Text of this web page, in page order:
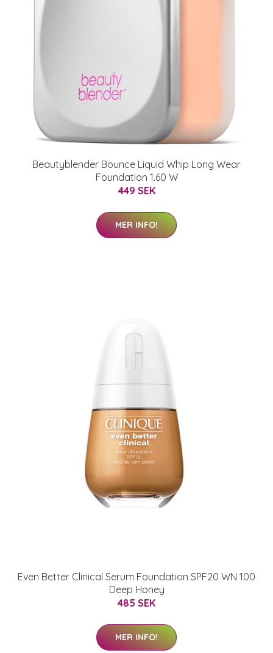
Beautyblender Bounce Liquid Whip Long Wear
Foundation 1.60 W
449 SEK
MER INFO!
Even Better Clinical Serum Foundation SPF20 WN 100
Deep Honey
485 SEK
MER INFO!